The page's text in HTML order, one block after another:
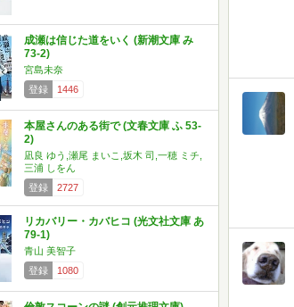
成瀬は信じた道をいく (新潮文庫 み
73-2)
宮島未奈
登録
1446
本屋さんのある街で (文春文庫 ふ 53-
2)
凪良 ゆう,瀬尾 まいこ,坂木 司,一穂 ミチ,
三浦 しをん
登録
2727
リカバリー・カバヒコ (光文社文庫 あ
79-1)
青山 美智子
登録
1080